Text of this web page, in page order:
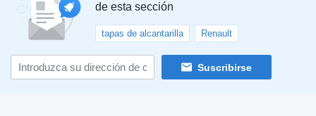
de esta sección
tapas de alcantarilla Renault
Suscribirse